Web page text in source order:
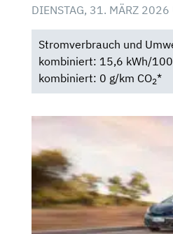
DIENSTAG, 31. MÄRZ
Stromverbrauch und
kombiniert: 15,6 kWh/
kombiniert: 0 g/km CO2*